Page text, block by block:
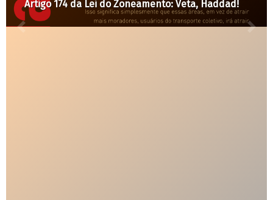
Artigo 174 da Lei do Zoneamento: Veta, Haddad!